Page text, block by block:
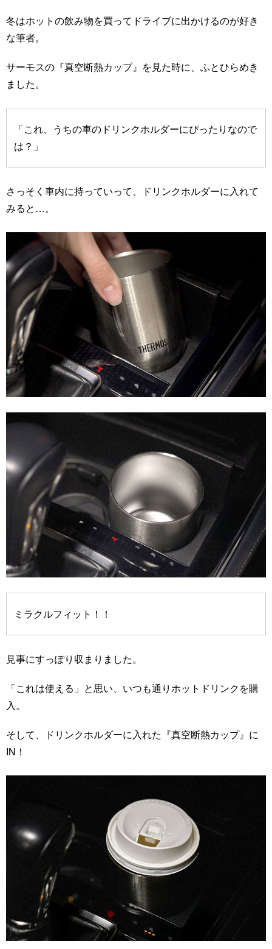
冬はホットの飲み物を買ってドライブに出かけるのが好き
な筆者。
サーモスの『真空断熱カップ』を見た時に、ふとひらめき
ました。
「これ、うちの車のドリンクホルダーにぴったりなので
は？」
さっそく車内に持っていって、ドリンクホルダーに入れて
みると…。
ミラクルフィット！！
見事にすっぽり収まりました。
「これは使える」と思い、いつも通りホットドリンクを購
入。
そして、ドリンクホルダーに入れた『真空断熱カップ』に
IN！